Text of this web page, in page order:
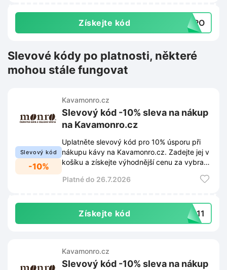
Získejte kód ONRO
Slevové kódy po platnosti, některé
mohou stále fungovat
Slevový kód
-10%
Kavamonro.cz
Slevový kód -10% sleva na nákup
na Kavamonro.cz
Uplatněte slevový kód pro 10% úsporu při
nákupu kávy na Kavamonro.cz. Zadejte jej v
košíku a získejte výhodnější cenu za vybrané
Platné do 26.7.2026
Získejte kód TO11
Kavamonro.cz
Slevový kód -10% sleva na nákup